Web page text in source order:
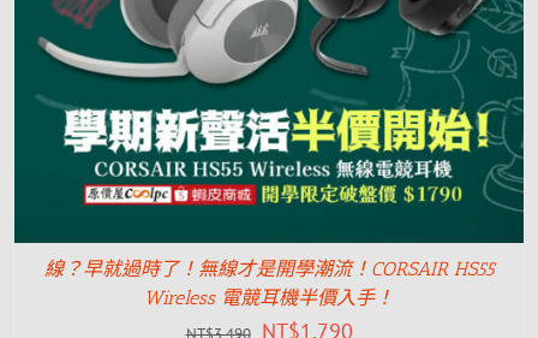
線？早就過時了！無線才是開學潮流！CORSAIR HS55
Wireless 電競耳機半價入手！
NT$3,490 NT$1,790